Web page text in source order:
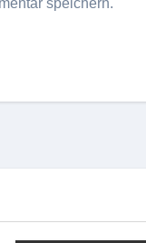
speichern.